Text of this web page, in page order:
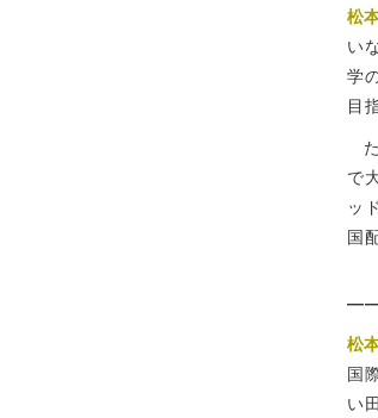
松
い
学
目
で
ッ
国
松
国
い